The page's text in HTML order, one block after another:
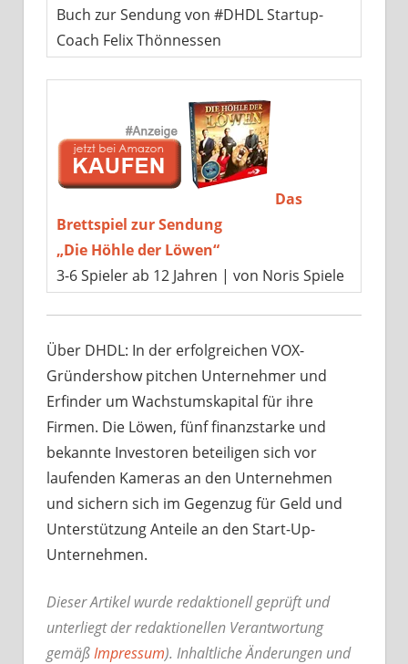
Buch zur Sendung von #DHDL Startup-
Coach Felix Thönnessen
Das
Brettspiel zur Sendung
„Die Höhle der Löwen“
3-6 Spieler ab 12 Jahren | von Noris Spiele
Über DHDL: In der erfolgreichen VOX-
Gründershow pitchen Unternehmer und
Erfinder um Wachstumskapital für ihre
Firmen. Die Löwen, fünf finanzstarke und
bekannte Investoren beteiligen sich vor
laufenden Kameras an den Unternehmen
und sichern sich im Gegenzug für Geld und
Unterstützung Anteile an den Start-Up-
Unternehmen.
Dieser Artikel wurde redaktionell geprüft und
unterliegt der redaktionellen Verantwortung
gemäßImpressum). Inhaltliche Änderungen und